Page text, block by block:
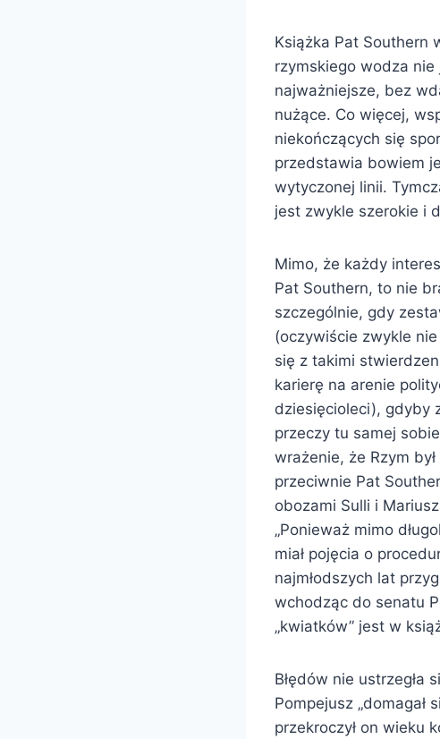
Książka Pat Southern
rzymskiego wodza nie
najważniejsze, bez
nużące. Co więcej,
niekończących się
przedstawia bowiem
wytyczonej linii.
jest zwykle szerokie i
Mimo, że każdy
Pat Southern, to nie
szczególnie, gdy
(oczywiście zwykle
się z takimi
karierę na arenie
dziesięcioleci), gdyby
przeczy tu samej
wrażenie, że Rzym
przeciwnie Pat
obozami Sulli i
„Ponieważ mimo
miał pojęcia o
najmłodszych lat
wchodząc do senatu
„kwiatków” jest w
Błędów nie ustrzegła
Pompejusz „domagał
przekroczył on wieku